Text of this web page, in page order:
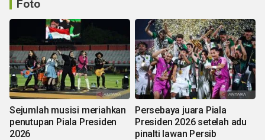
Foto
Sejumlah musisi meriahkan
penutupan Piala Presiden
2026
Persebaya juara Piala
Presiden 2026 setelah adu
pinalti lawan Persib